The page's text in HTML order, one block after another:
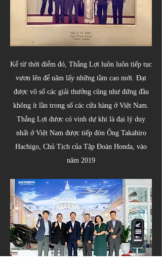
Kể từ thời điểm đó, Thắng Lợi luôn luôn tiếp tục
vươn lên để năm lấy những tầm cao mới. Đạt
được vô số các giải thưởng cũng như đứng đầu
không ít lần trong số các cửa hàng ở Việt Nam.
Thắng Lợi được có vinh dự khi là đại lý duy
nhất ở Việt Nam được tiếp đón Ông Takahiro
Hachigo, Chủ Tịch của Tập Đoàn Honda, vào
năm 2019